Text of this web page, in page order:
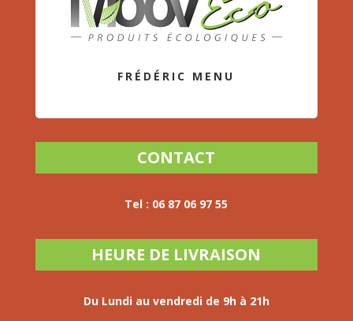
FRÉDÉRIC MENU
CONTACT
Tel : 06 87 06 97 55
HEURE DE LIVRAISON
Du Lundi au vendredi de 9h à 21h